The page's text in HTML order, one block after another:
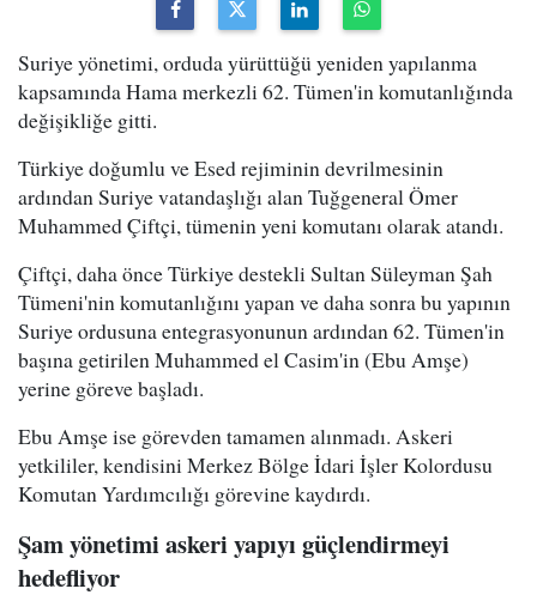
Suriye yönetimi, orduda yürüttüğü yeniden yapılanma
kapsamında Hama merkezli 62. Tümen'in komutanlığında
değişikliğe gitti.
Türkiye doğumlu ve Esed rejiminin devrilmesinin
ardından Suriye vatandaşlığı alan Tuğgeneral Ömer
Muhammed Çiftçi, tümenin yeni komutanı olarak atandı.
Çiftçi, daha önce Türkiye destekli Sultan Süleyman Şah
Tümeni'nin komutanlığını yapan ve daha sonra bu yapının
Suriye ordusuna entegrasyonunun ardından 62. Tümen'in
başına getirilen Muhammed el Casim'in (Ebu Amşe)
yerine göreve başladı.
Ebu Amşe ise görevden tamamen alınmadı. Askeri
yetkililer, kendisini Merkez Bölge İdari İşler Kolordusu
Komutan Yardımcılığı görevine kaydırdı.
Şam yönetimi askeri yapıyı güçlendirmeyi
hedefliyor